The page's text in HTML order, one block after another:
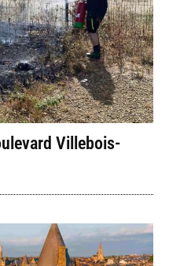
Villebois-